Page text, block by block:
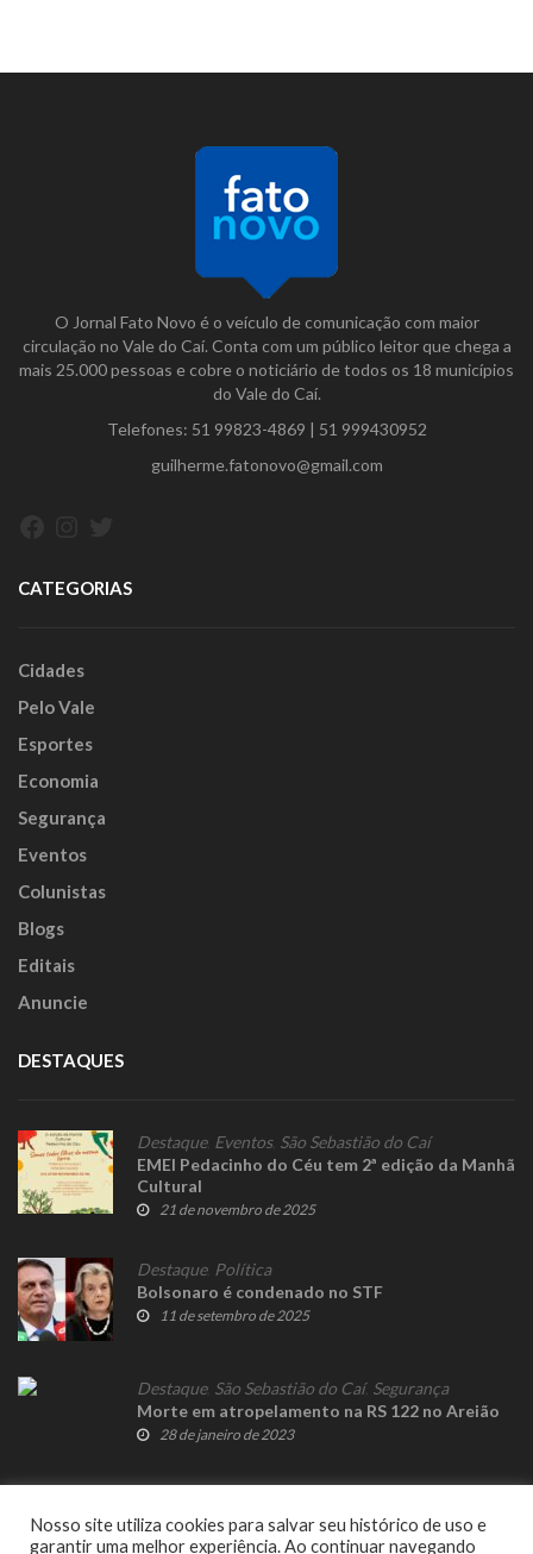
O Jornal Fato Novo é o veículo de comunicação com maior
circulação no Vale do Caí. Conta com um público leitor que chega a
mais 25.000 pessoas e cobre o noticiário de todos os 18 municípios
do Vale do Caí.
Telefones: 51 99823-4869 | 51 999430952
guilherme.fatonovo@gmail.com
CATEGORIAS
Cidades
Pelo Vale
Esportes
Economia
Segurança
Eventos
Colunistas
Blogs
Editais
Anuncie
DESTAQUES
Destaque, Eventos, São Sebastião do Caí
EMEI Pedacinho do Céu tem 2ª edição da Manhã
Cultural
21 de novembro de 2025
Destaque, Política
Bolsonaro é condenado no STF
11 de setembro de 2025
Destaque, São Sebastião do Caí, Segurança
Morte em atropelamento na RS 122 no Areião
28 de janeiro de 2023
Nosso site utiliza cookies para salvar seu histórico de uso e
garantir uma melhor experiência. Ao continuar navegando